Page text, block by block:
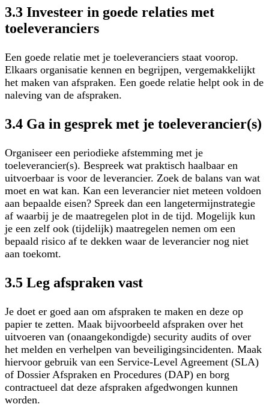
3.3 Investeer in goede relaties met
toeleveranciers
Een goede relatie met je toeleveranciers staat voorop.
Elkaars organisatie kennen en begrijpen, vergemakkelijkt
het maken van afspraken. Een goede relatie helpt ook in de
naleving van de afspraken.
3.4 Ga in gesprek met je toeleverancier(s)
Organiseer een periodieke afstemming met je
toeleverancier(s). Bespreek wat praktisch haalbaar en
uitvoerbaar is voor de leverancier. Zoek de balans van wat
moet en wat kan. Kan een leverancier niet meteen voldoen
aan bepaalde eisen? Spreek dan een langetermijnstrategie
af waarbij je de maatregelen plot in de tijd. Mogelijk kun
je een zelf ook (tijdelijk) maatregelen nemen om een
bepaald risico af te dekken waar de leverancier nog niet
aan toekomt.
3.5 Leg afspraken vast
Je doet er goed aan om afspraken te maken en deze op
papier te zetten. Maak bijvoorbeeld afspraken over het
uitvoeren van (onaangekondigde) security audits of over
het melden en verhelpen van beveiligingsincidenten. Maak
hiervoor gebruik van een Service-Level Agreement (SLA)
of Dossier Afspraken en Procedures (DAP) en borg
contractueel dat deze afspraken afgedwongen kunnen
worden.